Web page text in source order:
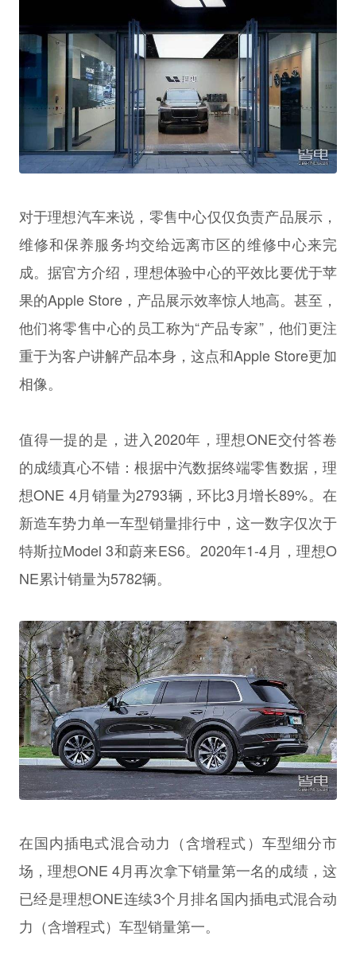
对于理想汽车来说，零售中心仅仅负责产品展示，
维修和保养服务均交给远离市区的维修中心来完
成。据官方介绍，理想体验中心的平效比要优于苹
果的Apple Store，产品展示效率惊人地高。甚至，
他们将零售中心的员工称为“产品专家”，他们更注
重于为客户讲解产品本身，这点和Apple Store更加
相像。
值得一提的是，进入2020年，理想ONE交付答卷
的成绩真心不错：根据中汽数据终端零售数据，理
想ONE 4月销量为2793辆，环比3月增长89%。在
新造车势力单一车型销量排行中，这一数字仅次于
特斯拉Model 3和蔚来ES6。2020年1-4月，理想O
NE累计销量为5782辆。
在国内插电式混合动力（含增程式）车型细分市
场，理想ONE 4月再次拿下销量第一名的成绩，这
已经是理想ONE连续3个月排名国内插电式混合动
力（含增程式）车型销量第一。